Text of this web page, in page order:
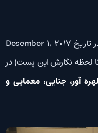
این سریال توانست پس از انتشار در تاریخ Desember 1, 2017
هزار رای (تا لحظه نگارش این پست) در
آور، جنایی، معمایی و